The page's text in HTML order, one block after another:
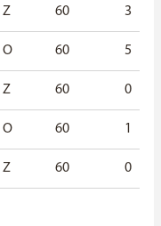
Z 60 3
O 60 5
Z 60 0
O 60 1
Z 60 0